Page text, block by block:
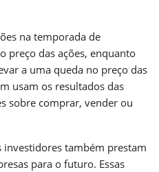
na temporada de
preço das ações, enquanto
a uma queda no preço das
usam os resultados das
sobre comprar, vender ou
também prestam
para o futuro. Essas